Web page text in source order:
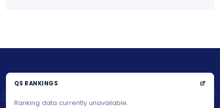
QS RANKINGS
Ranking data currently unavailable.